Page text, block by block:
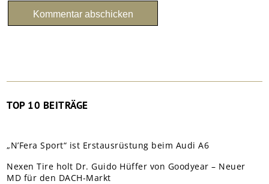
TOP 10 BEITRÄGE
„N’Fera Sport“ ist Erstausrüstung beim Audi A6
Nexen Tire holt Dr. Guido Hüffer von Goodyear – Neuer
MD für den DACH-Markt